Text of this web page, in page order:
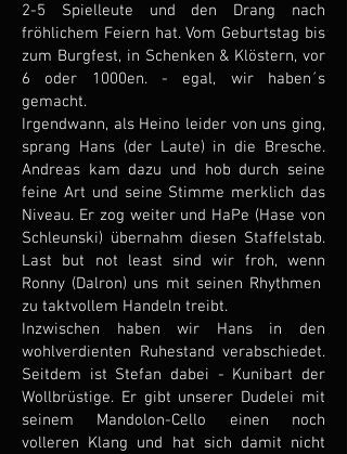
2-5 Spielleute und den Drang nach
fröhlichem Feiern hat. Vom Geburtstag bis
zum Burgfest, in Schenken & Klöstern, vor
6 oder 1000en. - egal, wir haben´s
gemacht.
Irgendwann, als Heino leider von uns ging,
sprang Hans (der Laute) in die Bresche.
Andreas kam dazu und hob durch seine
feine Art und seine Stimme merklich das
Niveau. Er zog weiter und HaPe (Hase von
Schleunski) übernahm diesen Staffelstab.
Last but not least sind wir froh, wenn
Ronny (Dalron) uns mit seinen Rhythmen
zu taktvollem Handeln treibt.
Inzwischen haben wir Hans in den
wohlverdienten Ruhestand verabschiedet.
Seitdem ist Stefan dabei - Kunibart der
Wollbrüstige. Er gibt unserer Dudelei mit
seinem Mandolon-Cello einen noch
volleren Klang und hat sich damit nicht